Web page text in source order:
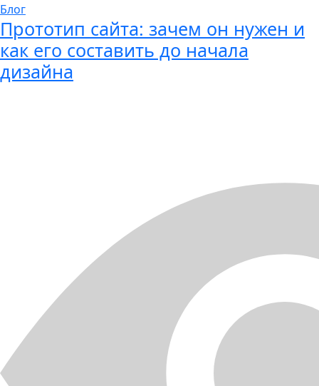
Блог
Прототип сайта: зачем он нужен и
как его составить до начала
дизайна